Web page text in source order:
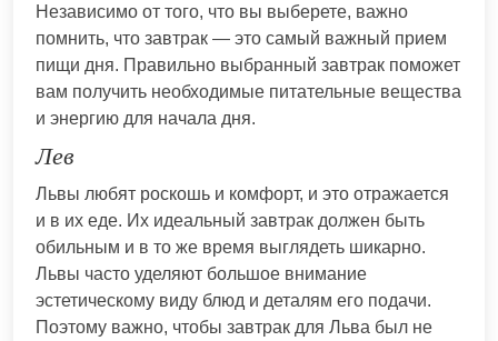
Независимо от того, что вы выберете, важно
помнить, что завтрак — это самый важный прием
пищи дня. Правильно выбранный завтрак поможет
вам получить необходимые питательные вещества
и энергию для начала дня.
Лев
Львы любят роскошь и комфорт, и это отражается
и в их еде. Их идеальный завтрак должен быть
обильным и в то же время выглядеть шикарно.
Львы часто уделяют большое внимание
эстетическому виду блюд и деталям его подачи.
Поэтому важно, чтобы завтрак для Льва был не